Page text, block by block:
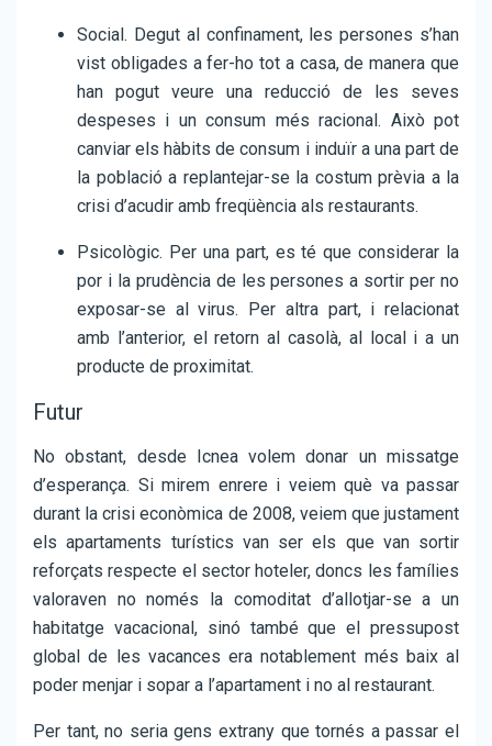
Social. Degut al confinament, les persones s’han
vist obligades a fer-ho tot a casa, de manera que
han pogut veure una reducció de les seves
despeses i un consum més racional. Això pot
canviar els hàbits de consum i induïr a una part de
la població a replantejar-se la costum prèvia a la
crisi d’acudir amb freqüència als restaurants.
Psicològic. Per una part, es té que considerar la
por i la prudència de les persones a sortir per no
exposar-se al virus. Per altra part, i relacionat
amb l’anterior, el retorn al casolà, al local i a un
producte de proximitat.
Futur
No obstant, desde Icnea volem donar un missatge
d’esperança. Si mirem enrere i veiem què va passar
durant la crisi econòmica de 2008, veiem que justament
els apartaments turístics van ser els que van sortir
reforçats respecte el sector hoteler, doncs les famílies
valoraven no només la comoditat d’allotjar-se a un
habitatge vacacional, sinó també que el pressupost
global de les vacances era notablement més baix al
poder menjar i sopar a l’apartament i no al restaurant.
Per tant, no seria gens extrany que tornés a passar el